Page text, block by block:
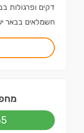
דקים ופרגולות ב
חשמלאים בבאר